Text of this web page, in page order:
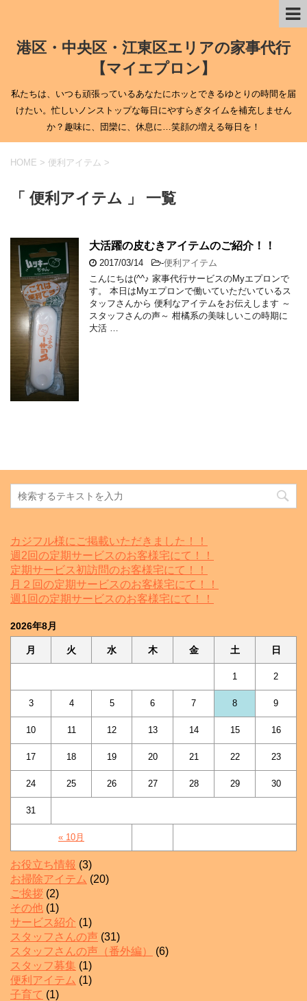
港区・中央区・江東区エリアの家事代行
【マイエプロン】
私たちは、いつも頑張っているあなたにホッとできるゆとりの時間を届
けたい。忙しいノンストップな毎日にやすらぎタイムを補充しません
か？趣味に、団欒に、休息に…笑顔の増える毎日を！
HOME > 便利アイテム >
「 便利アイテム 」 一覧
大活躍の皮むきアイテムのご紹介！！
2017/03/14 -便利アイテム
こんにちは(^^♪ 家事代行サービスのMyエプロンで
す。 本日はMyエプロンで働いていただいているス
タッフさんから 便利なアイテムをお伝えします ～
スタッフさんの声～ 柑橘系の美味しいこの時期に
大活 …
カジフル様にご掲載いただきました！！
週2回の定期サービスのお客様宅にて！！
定期サービス初訪問のお客様宅にて！！
月２回の定期サービスのお客様宅にて！！
週1回の定期サービスのお客様宅にて！！
2026年8月
月 火 水 木 金 土 日
« 10月
1 2
3 4 5 6 7 8 9
10 11 12 13 14 15 16
17 18 19 20 21 22 23
24 25 26 27 28 29 30
31
お役立ち情報 (3)
お掃除アイテム (20)
ご挨拶 (2)
その他 (1)
サービス紹介 (1)
スタッフさんの声 (31)
スタッフさんの声（番外編）
(6)
スタッフ募集 (1)
便利アイテム (1)
子育て (1)